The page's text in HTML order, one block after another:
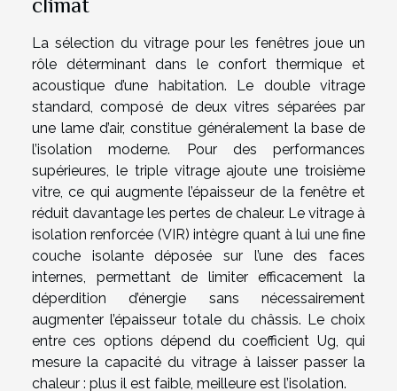
La sélection du vitrage pour les fenêtres joue un
rôle déterminant dans le confort thermique et
acoustique d’une habitation. Le double vitrage
standard, composé de deux vitres séparées par
une lame d’air, constitue généralement la base de
l’isolation moderne. Pour des performances
supérieures, le triple vitrage ajoute une troisième
vitre, ce qui augmente l’épaisseur de la fenêtre et
réduit davantage les pertes de chaleur. Le vitrage à
isolation renforcée (VIR) intègre quant à lui une fine
couche isolante déposée sur l’une des faces
internes, permettant de limiter efficacement la
déperdition d’énergie sans nécessairement
augmenter l’épaisseur totale du châssis. Le choix
entre ces options dépend du coefficient Ug, qui
mesure la capacité du vitrage à laisser passer la
chaleur : plus il est faible, meilleure est l’isolation.